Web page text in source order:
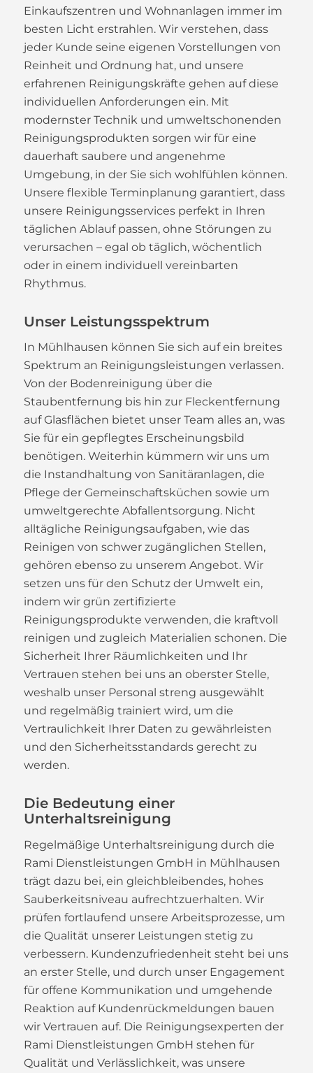
Einkaufszentren und Wohnanlagen immer im
besten Licht erstrahlen. Wir verstehen, dass
jeder Kunde seine eigenen Vorstellungen von
Reinheit und Ordnung hat, und unsere
erfahrenen Reinigungskräfte gehen auf diese
individuellen Anforderungen ein. Mit
modernster Technik und umweltschonenden
Reinigungsprodukten sorgen wir für eine
dauerhaft saubere und angenehme
Umgebung, in der Sie sich wohlfühlen können.
Unsere flexible Terminplanung garantiert, dass
unsere Reinigungsservices perfekt in Ihren
täglichen Ablauf passen, ohne Störungen zu
verursachen – egal ob täglich, wöchentlich
oder in einem individuell vereinbarten
Rhythmus.
Unser Leistungsspektrum
In Mühlhausen können Sie sich auf ein breites
Spektrum an Reinigungsleistungen verlassen.
Von der Bodenreinigung über die
Staubentfernung bis hin zur Fleckentfernung
auf Glasflächen bietet unser Team alles an, was
Sie für ein gepflegtes Erscheinungsbild
benötigen. Weiterhin kümmern wir uns um
die Instandhaltung von Sanitäranlagen, die
Pflege der Gemeinschaftsküchen sowie um
umweltgerechte Abfallentsorgung. Nicht
alltägliche Reinigungsaufgaben, wie das
Reinigen von schwer zugänglichen Stellen,
gehören ebenso zu unserem Angebot. Wir
setzen uns für den Schutz der Umwelt ein,
indem wir grün zertifizierte
Reinigungsprodukte verwenden, die kraftvoll
reinigen und zugleich Materialien schonen. Die
Sicherheit Ihrer Räumlichkeiten und Ihr
Vertrauen stehen bei uns an oberster Stelle,
weshalb unser Personal streng ausgewählt
und regelmäßig trainiert wird, um die
Vertraulichkeit Ihrer Daten zu gewährleisten
und den Sicherheitsstandards gerecht zu
werden.
Die Bedeutung einer
Unterhaltsreinigung
Regelmäßige Unterhaltsreinigung durch die
Rami Dienstleistungen GmbH in Mühlhausen
trägt dazu bei, ein gleichbleibendes, hohes
Sauberkeitsniveau aufrechtzuerhalten. Wir
prüfen fortlaufend unsere Arbeitsprozesse, um
die Qualität unserer Leistungen stetig zu
verbessern. Kundenzufriedenheit steht bei uns
an erster Stelle, und durch unser Engagement
für offene Kommunikation und umgehende
Reaktion auf Kundenrückmeldungen bauen
wir Vertrauen auf. Die Reinigungsexperten der
Rami Dienstleistungen GmbH stehen für
Qualität und Verlässlichkeit, was unsere